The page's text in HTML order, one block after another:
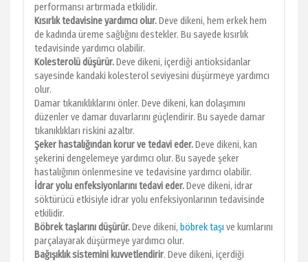
performansı artırmada etkilidir.
Kısırlık tedavisine yardımcı olur.Deve dikeni, hem erkek hem
de kadında üreme sağlığını destekler. Bu sayede kısırlık
tedavisinde yardımcı olabilir.
Kolesterolü düşürür.Deve dikeni, içerdiği antioksidanlar
sayesinde kandaki kolesterol seviyesini düşürmeye yardımcı
olur.
Damar tıkanıklıklarını önler. Deve dikeni, kan dolaşımını
düzenler ve damar duvarlarını güçlendirir. Bu sayede damar
tıkanıklıkları riskini azaltır.
Şeker hastalığından korur ve tedavi eder.Deve dikeni, kan
şekerini dengelemeye yardımcı olur. Bu sayede şeker
hastalığının önlenmesine ve tedavisine yardımcı olabilir.
İdrar yolu enfeksiyonlarını tedavi eder.Deve dikeni, idrar
söktürücü etkisiyle idrar yolu enfeksiyonlarının tedavisinde
etkilidir.
Böbrek taşlarını düşürür.Deve dikeni, böbrek taşı ve kumlarını
parçalayarak düşürmeye yardımcı olur.
Bağışıklık sistemini kuvvetlendirir. Deve dikeni, içerdiği